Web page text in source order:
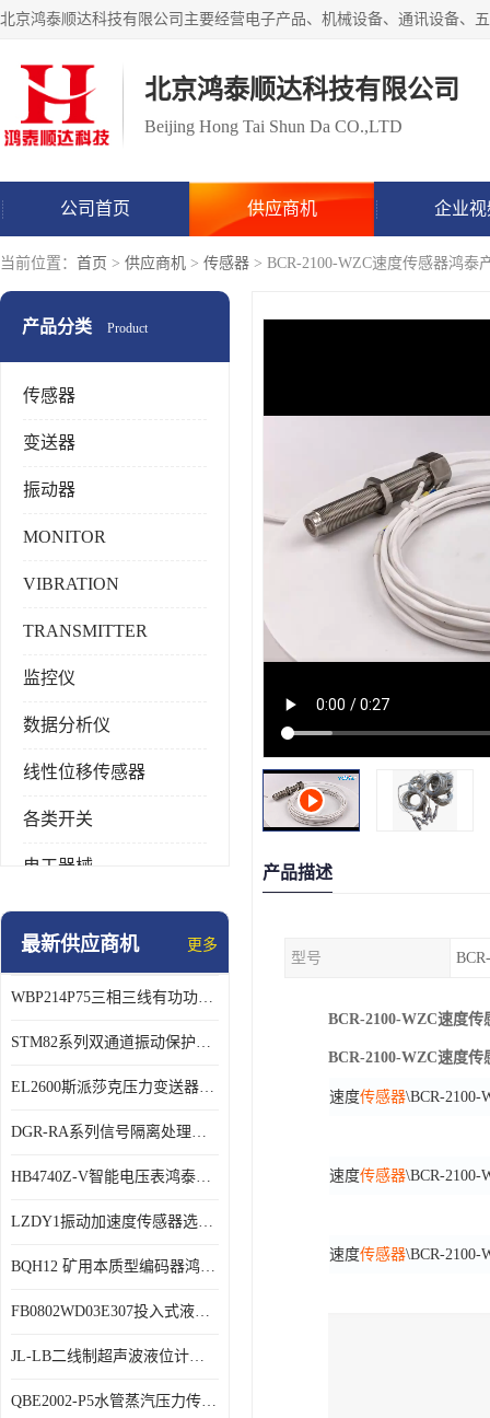
北京鸿泰顺达科技有限公司
Beijing Hong Tai Shun Da CO.,LTD
公司首页 供应商机 企业视
当前位置： 首页 > 供应商机 > 传感器 > BCR-2100-WZC速度传感器鸿泰
产品分类 Product
传感器
变送器
振动器
MONITOR
VIBRATION
TRANSMITTER
监控仪
数据分析仪
线性位移传感器
各类开关
电工器械
模块化产品
特殊用处传感器
特殊用途变送器
最新供应商机 更多
WBP214P75三相三线有功功率传感器鸿泰顺达产品稳定性好
STM82系列双通道振动保护表鸿泰产品技术规格
EL2600斯派莎克压力变送器技术规格
DGR-RA系列信号隔离处理器鸿泰产品技术规格
HB4740Z-V智能电压表鸿泰产品外形美观大方
LZDY1振动加速度传感器选型资料
BQH12 矿用本质型编码器鸿泰产品实物展示
FB0802WD03E307投入式液位计鸿泰产品选型参数
JL-LB二线制超声波液位计鸿泰产品外形美观大方
QBE2002-P5水管蒸汽压力传感器西门子产品技术规格
产品描述
型号
BCR-2100-WZC速度
BCR-2100-WZC速度
速度传感器\BCR-2100-
速度传感器\BCR-2100-
速度传感器\BCR-2100-